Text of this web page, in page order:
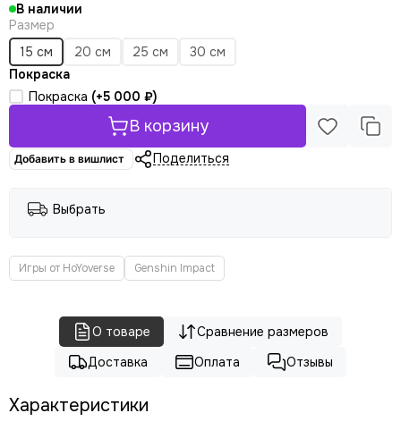
В наличии
Размер
15 см
20 см 25 см
30 см
Покраска
Покраска (+5 000 ₽)
В корзину
Добавить в вишлист Поделиться
Выбрать
Игры от HoYoverse Genshin Impact
О товаре
Сравнение размеров
Доставка
Оплата Отзывы
Характеристики